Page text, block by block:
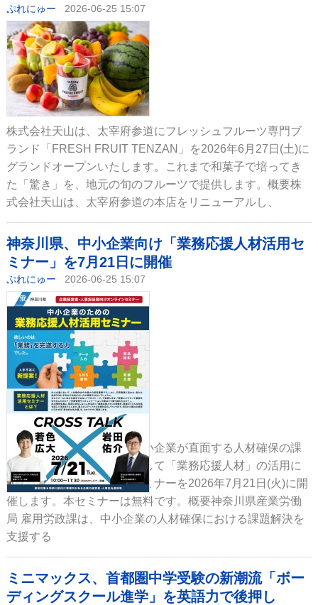
ぷれにゅー 2026-06-25 15:07
株式会社天山は、太宰府参道にフレッシュフルーツ専門ブ
ランド「FRESH FRUIT TENZAN」を2026年6月27日(土)に
グランドオープンいたします。これまで和菓子で培ってき
た「驚き」を、地元の旬のフルーツで提供します。概要株
式会社天山は、太宰府参道の本店をリニューアルし、
神奈川県、中小企業向け「業務応援人材活用セ
ミナー」を7月21日に開催
ぷれにゅー 2026-06-25 15:07
神奈川県産業労働局は、中小企業が直面する人材確保の課
題に対し、新たな解決策として「業務応援人材」の活用に
焦点を当てたオンラインセミナーを2026年7月21日(火)に開
催します。本セミナーは無料です。概要神奈川県産業労働
局 雇用労政課は、中小企業の人材確保における課題解決を
支援する
ミニマックス、首都圏中学受験の新潮流「ボー
ディングスクール進学」を英語力で後押し